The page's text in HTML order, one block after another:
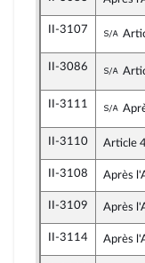
II-3107
II-3086
II-3111
II-3110 Article
II-3108 Après
II-3109 Après
II-3114 Après